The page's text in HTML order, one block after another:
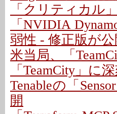
「クリティカル
「NVIDIA
弱性 - 修正版が公
米当局、「
「TeamCity」に
Tenableの「
開